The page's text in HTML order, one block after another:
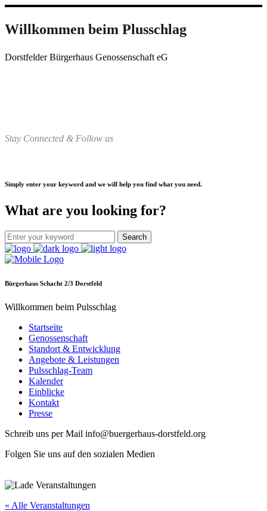
Willkommen beim Plusschlag
Dorstfelder Bürgerhaus Genossenschaft eG
Stay Connected & Follow us
Simply enter your keyword and we will help you find what you need.
What are you looking for?
Bürgerhaus Schacht 2/3 Dorstfeld
Willkommen beim Pulsschlag
Startseite
Genossenschaft
Standort & Entwicklung
Angebote & Leistungen
Pulsschlag-Team
Kalender
Einblicke
Kontakt
Presse
Schreib uns per Mail info@buergerhaus-dorstfeld.org
Folgen Sie uns auf den sozialen Medien
« Alle Veranstaltungen